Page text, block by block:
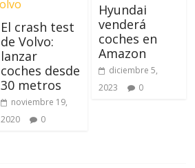
El crash test
de Volvo:
lanzar
coches desde
30 metros
noviembre 19,
2020
0
Hyundai
venderá
coches en
Amazon
diciembre 5,
2023
0